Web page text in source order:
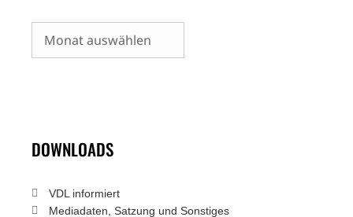
Archiv
DOWNLOADS
VDL informiert
Mediadaten, Satzung und Sonstiges